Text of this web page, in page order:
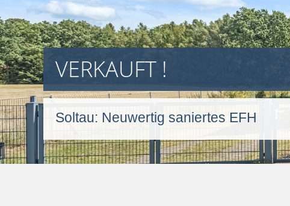
VERKAUFT !
Soltau: Neuwertig saniertes EFH